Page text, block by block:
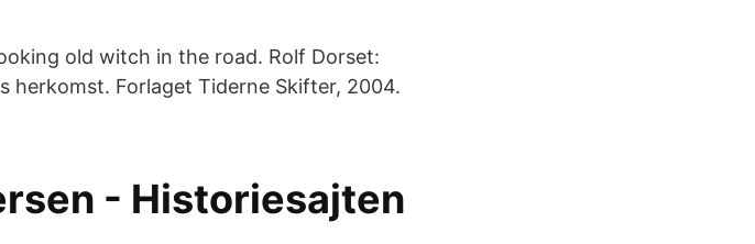
old witch in the road. Rolf Dorset:
herkomst. Forlaget Tiderne Skifter, 2004.
- Historiesajten